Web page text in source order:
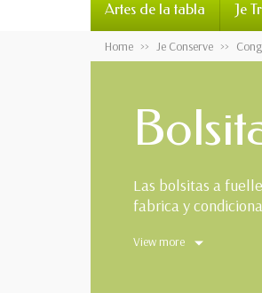
Artes de la tabla Je
Home Je Conserve
Las bolsitas a
fabrica y
View more